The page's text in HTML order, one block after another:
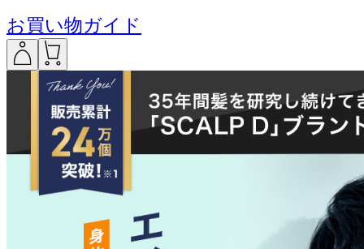
お買い物ガイド